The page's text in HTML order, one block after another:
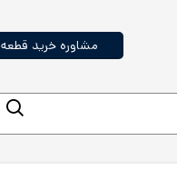
مشاوره خرید قطعه